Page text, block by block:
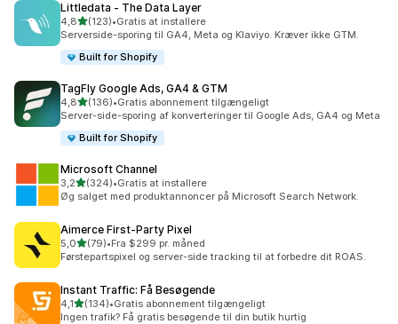
Littledata ‑ The Data Layer
4,8ud af 5 stjerner
(123)
123 anmeldelser i alt
•Gratis at installere
Serverside-sporing til GA4, Meta og Klaviyo. Kræver ikke GTM.
Built for Shopify
TagFly Google Ads, GA4 & GTM
4,8ud af 5 stjerner
(136)
136 anmeldelser i alt
•Gratis abonnement tilgængeligt
Server-side-sporing af konverteringer til Google Ads, GA4 og Meta
Built for Shopify
Microsoft Channel
3,2ud af 5 stjerner
(324)
324 anmeldelser i alt
•Gratis at installere
Øg salget med produktannoncer på Microsoft Search Network.
Aimerce First‑Party Pixel
5,0ud af 5 stjerner
(79)
79 anmeldelser i alt
•Fra $299 pr. måned
Førstepartspixel og server-side tracking til at forbedre dit ROAS.
Instant Traffic: Få Besøgende
4,1ud af 5 stjerner
(134)
134 anmeldelser i alt
•Gratis abonnement tilgængeligt
Ingen trafik? Få gratis besøgende til din butik hurtig